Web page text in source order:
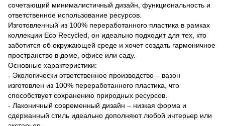
сочетающий минималистичный дизайн, функциональность и
ответственное использование ресурсов.
Изготовленный из 100% переработанного пластика в рамках
коллекции Eco Recycled, он идеально подходит для тех, кто
заботится об окружающей среде и хочет создать гармоничное
пространство в доме, офисе или саду.
Основные характеристики:
- Экологически ответственное производство – вазон
изготовлен из 100% переработанного пластика, что
способствует сохранению природных ресурсов.
- Лаконичный современный дизайн – низкая форма и
сдержанный стиль идеально дополняют любой интерьер или